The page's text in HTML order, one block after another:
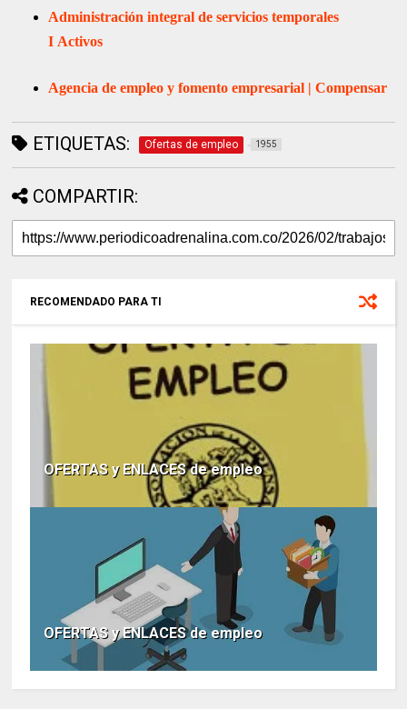
Administración integral de servicios temporales
I Activos
Agencia de empleo y fomento empresarial | Compensar
ETIQUETAS: Ofertas de empleo 1955
COMPARTIR:
RECOMENDADO PARA TI
OFERTAS y ENLACES de empleo
OFERTAS y ENLACES de empleo